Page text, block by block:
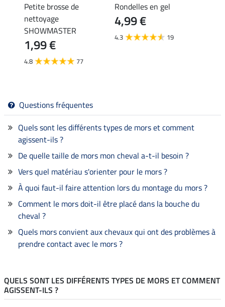
Petite brosse de
nettoyage
SHOWMASTER
1,99 €
4.8 77
Rondelles en gel
4,99 €
4.3 19
Questions fréquentes
Quels sont les différents types de mors et comment
agissent-ils ?
De quelle taille de mors mon cheval a-t-il besoin ?
Vers quel matériau s'orienter pour le mors ?
À quoi faut-il faire attention lors du montage du mors ?
Comment le mors doit-il être placé dans la bouche du
cheval ?
Quels mors convient aux chevaux qui ont des problèmes à
prendre contact avec le mors ?
QUELS SONT LES DIFFÉRENTS TYPES DE MORS ET COMMENT
AGISSENT-ILS ?